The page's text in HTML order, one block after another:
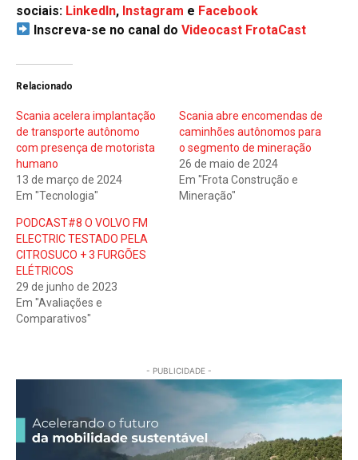
sociais: LinkedIn, Instagram e Facebook
Inscreva-se no canal doVideocast FrotaCast
Relacionado
Scania acelera implantação
de transporte autônomo
com presença de motorista
humano
13 de março de 2024
Em "Tecnologia"
Scania abre encomendas de
caminhões autônomos para
o segmento de mineração
26 de maio de 2024
Em "Frota Construção e
Mineração"
PODCAST#8 O VOLVO FM
ELECTRIC TESTADO PELA
CITROSUCO + 3 FURGÕES
ELÉTRICOS
29 de junho de 2023
Em "Avaliações e
Comparativos"
- PUBLICIDADE -